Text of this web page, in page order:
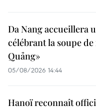
Da Nang accueillera
célébrant la soupe
Quảng»
05/08/2026 14:44
Hanoï reconnaît